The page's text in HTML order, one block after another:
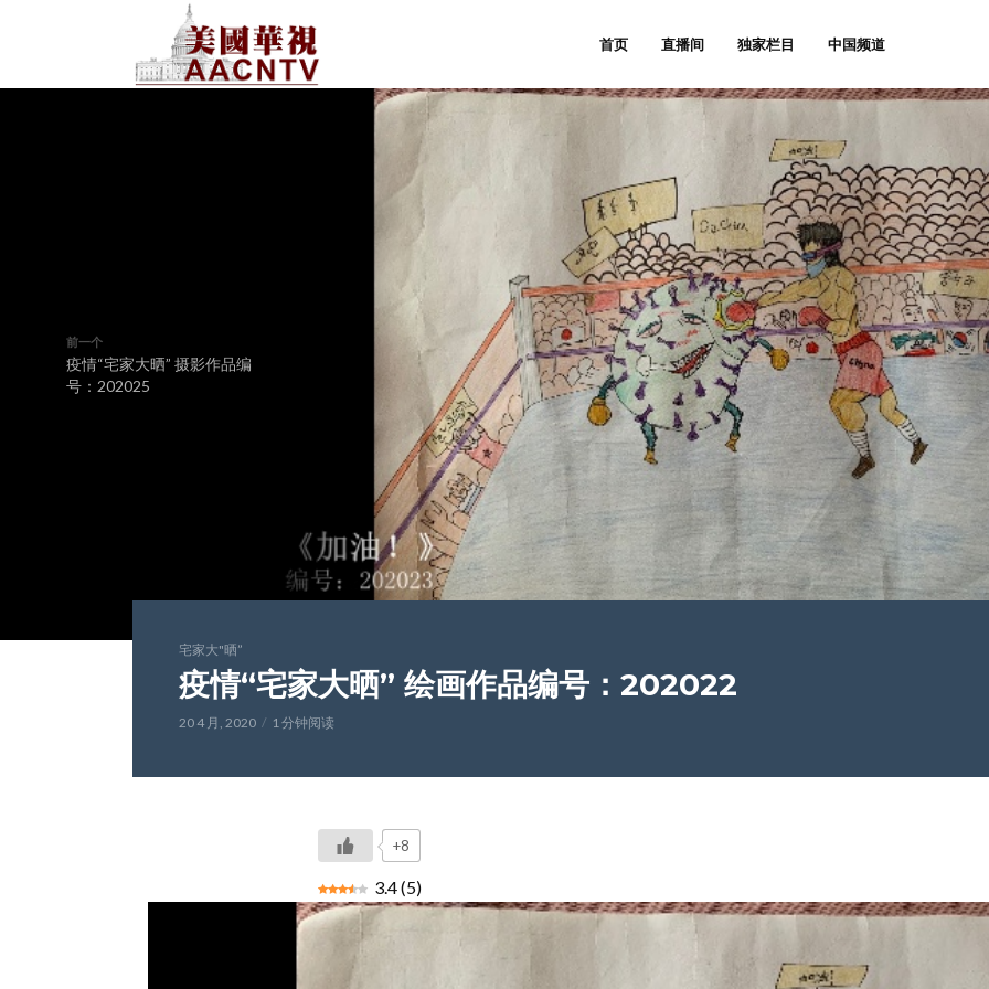
首页 直播间 独家栏目 中国频道
前一个
疫情“宅家大晒” 摄影作品编
号：202025
宅家大"晒”
疫情“宅家大晒” 绘画作品编号：202022
20 4 月, 2020 1 分钟阅读
+8
3.4(5)